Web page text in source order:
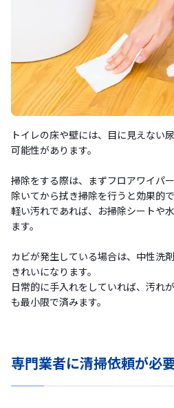
トイレの床や壁には、目に見えない
可能性があります。
掃除をする際は、まずフロアワイパ
除いてから拭き掃除を行うと効果的で
軽い汚れであれば、お掃除シートや
ます。
カビが発生している場合は、中性洗
きれいになります。
日常的に手入れをしていれば、汚れ
も最小限で済みます。
専門業者に清掃依頼が必